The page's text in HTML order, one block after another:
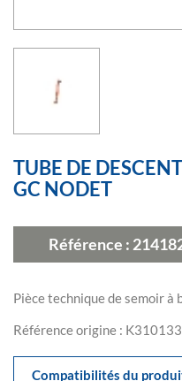
TUBE DE
GC NODET
Référence :
Pièce technique de semoir à
Référence origine :
Compatibilités du